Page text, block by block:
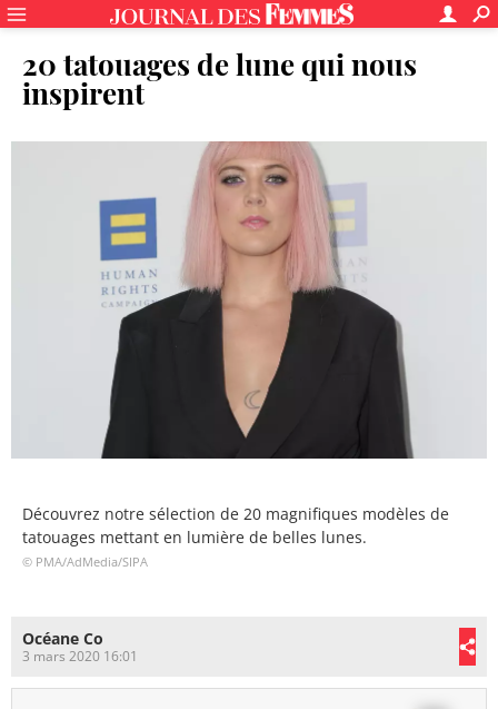
20 tatouages de lune qui nous
inspirent
Découvrez notre sélection de 20 magnifiques modèles de
tatouages mettant en lumière de belles lunes.
© PMA/AdMedia/SIPA
Océane Co
3 mars 2020 16:01